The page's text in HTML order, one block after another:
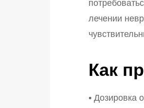
лечении
Как
• Дозировка